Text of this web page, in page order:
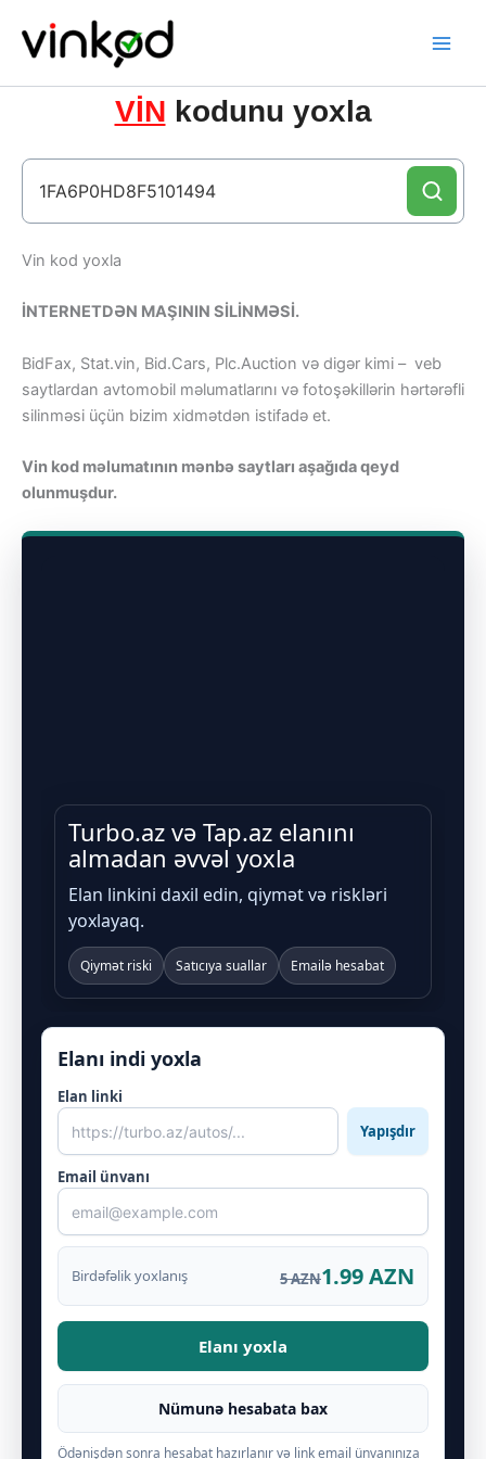
content
VİN kodunu yoxla
Vin kod yoxla
İNTERNETDƏN MAŞININ SİLİNMƏSİ.
BidFax, Stat.vin, Bid.Cars, Plc.Auction və digər kimi – veb
saytlardan avtomobil məlumatlarını və fotoşəkillərin hərtərəfli
silinməsi üçün bizim xidmətdən istifadə et.
Vin kod məlumatının mənbə saytları aşağıda qeyd
olunmuşdur.
Turbo.az və Tap.az elanını
almadan əvvəl yoxla
Elan linkini daxil edin, qiymət və riskləri
yoxlayaq.
Qiymət riski Satıcıya suallar Emailə hesabat
Elanı indi yoxla
Elan linki
Yapışdır
Email ünvanı
Birdəfəlik yoxlanış 5 AZN1.99 AZN
Elanı yoxla
Nümunə hesabata bax
Ödənişdən sonra hesabat hazırlanır və link email ünvanınıza